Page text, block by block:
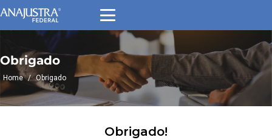
Obrigado
Home / Obrigado
Obrigado!